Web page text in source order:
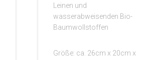
Leinen und
wasserabweisenden Bio-
Baumwollstoffen
Größe: ca. 26cm x 20cm x